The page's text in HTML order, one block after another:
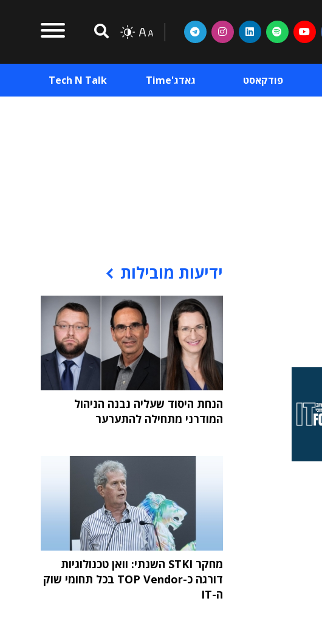
פודקאסט גאדג'Time Tech N Talk
ידיעות מובילות
הנחת היסוד שעליה נבנה הניהול
המודרני מתחילה להתערער
מחקר STKI השנתי: וואן טכנולוגיות
דורגה כ-TOP Vendor בכל תחומי שוק
ה-IT